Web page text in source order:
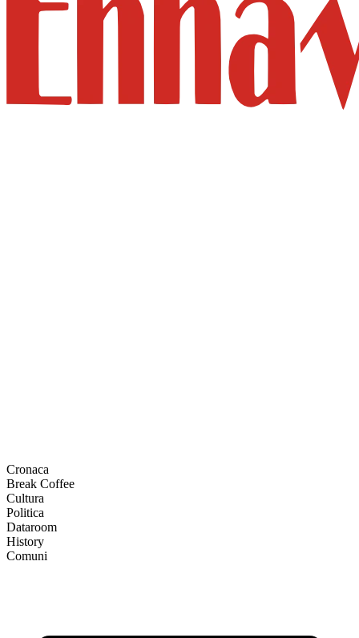
Cronaca
Break Coffee
Cultura
Politica
Dataroom
History
Comuni